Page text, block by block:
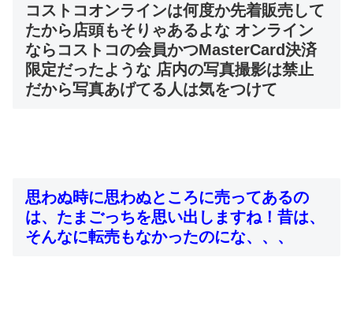
コストコオンラインは何度か先着販売して
たから店頭もそりゃあるよな オンライン
ならコストコの会員かつMasterCard決済
限定だったような 店内の写真撮影は禁止
だから写真あげてる人は気をつけて
思わぬ時に思わぬところに売ってあるの
は、たまごっちを思い出しますね！昔は、
そんなに転売もなかったのにな、、、